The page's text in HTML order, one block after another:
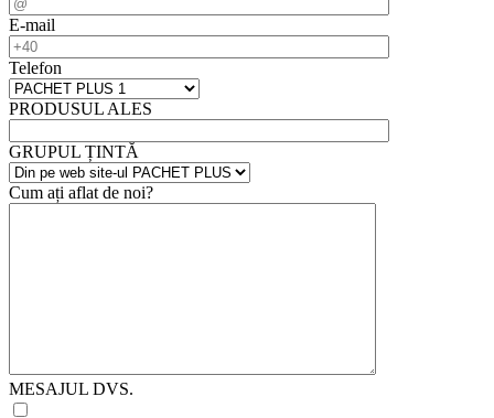
E-mail
Telefon
PRODUSUL ALES
GRUPUL ȚINTĂ
Cum ați aflat de noi?
MESAJUL DVS.